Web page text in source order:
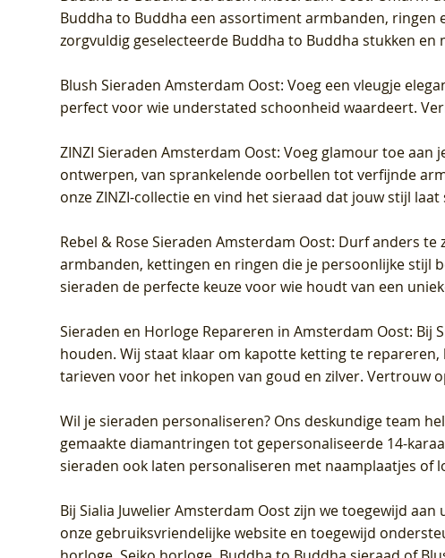
Buddha to Buddha een assortiment armbanden,
zorgvuldig geselecteerde Buddha to Buddha stukken en
Blush Sieraden Amsterdam Oost: Voeg een vleugje
perfect voor wie understated schoonheid waardeert.
ZINZI Sieraden Amsterdam Oost: Voeg glamour toe aan
ontwerpen, van sprankelende oorbellen tot verfijnde
onze ZINZI-collectie en vind het sieraad dat jouw stijl laat
Rebel & Rose Sieraden Amsterdam Oost: Durf anders te
armbanden, kettingen en ringen die je persoonlijke stijl
sieraden de perfecte keuze voor wie houdt van een
Sieraden en Horloge Repareren in Amsterdam Oost: Bij
houden. Wij staat klaar om kapotte ketting te
tarieven voor het inkopen van goud en zilver. Vertrouw
Wil je sieraden personaliseren? Ons deskundige team
gemaakte diamantringen tot gepersonaliseerde 14-
sieraden ook laten personaliseren met naamplaatjes of
BijSialia Juwelier Amsterdam Oostzijn we toegewijd aan
onze gebruiksvriendelijke website en toegewijd